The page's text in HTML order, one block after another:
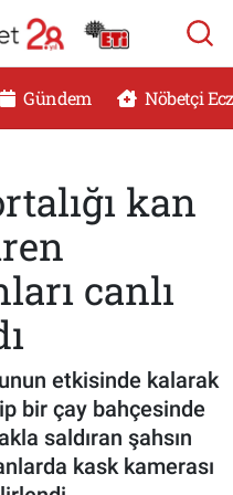
Gündem Nöbetçi
kan
canlı
etkisinde kalarak
bir çay bahçesinde
saldıran şahsın
kask kamerası
Haritası
ve Fikstür